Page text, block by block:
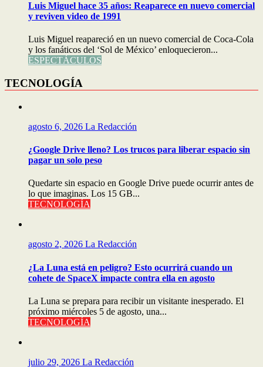
Luis Miguel hace 35 años: Reaparece en nuevo comercial
y reviven video de 1991
Luis Miguel reapareció en un nuevo comercial de Coca-Cola
y los fanáticos del ‘Sol de México’ enloquecieron...
ESPECTÁCULOS
TECNOLOGÍA
agosto 6, 2026 La Redacción
¿Google Drive lleno? Los trucos para liberar espacio sin
pagar un solo peso
Quedarte sin espacio en Google Drive puede ocurrir antes de
lo que imaginas. Los 15 GB...
TECNOLOGÍA
agosto 2, 2026 La Redacción
¿La Luna está en peligro? Esto ocurrirá cuando un
cohete de SpaceX impacte contra ella en agosto
La Luna se prepara para recibir un visitante inesperado. El
próximo miércoles 5 de agosto, una...
TECNOLOGÍA
julio 29, 2026 La Redacción